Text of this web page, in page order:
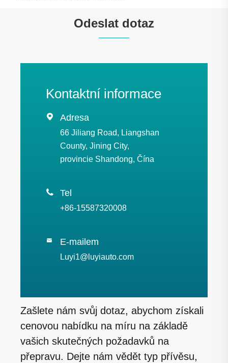
Odeslat dotaz
Kontaktní informace
 Adresa
66 Jiliang Road, Liangshan
County, Jining City,
provincie Shandong, Čína
 Tel
+86-15587320008
 E-mailem
Luyi1@luyiauto.com
Zašlete nám svůj dotaz, abychom získali
cenovou nabídku na míru na základě
vašich skutečných požadavků na
přepravu. Dejte nám vědět typ přívěsu,